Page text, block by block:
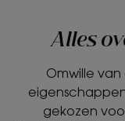
Alles
Omwille
gekozen